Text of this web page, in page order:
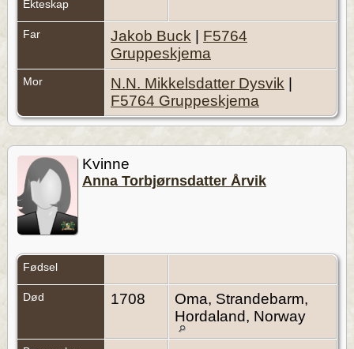
Ekteskap
Far Jakob Buck
F5764
Gruppeskjema
Mor N.N. Mikkelsdatter Dysvik
F5764 Gruppeskjema
Kvinne
Anna Torbjørnsdatter Årvik
Fødsel
Død 1708
Oma, Strandebarm,
Hordaland, Norway